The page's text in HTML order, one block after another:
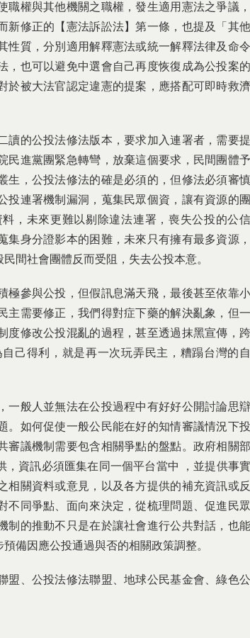
權與其他機關之職權，發生適用憲法之爭議，
新修正的【憲法訴訟法】第一條，也提及「其他
性質，分別適用解釋憲法或統一解釋法律及命令
，也可以避免中選會自己再度恢復成為公投案的
於被大法官認定違憲的提案，應搭配可即時救濟
讀的公投法修法版本，要求加入連署者，需要提
民進黨團緊急轉彎，放棄這個要求，民間團體予
生，公投法修法的確是必須的，但修法必須審慎
投連署機制漏洞，蒐集民眾個資，讓有資源的團
，未來更難以剔除違法連署，喪失公投的公信
身分證影本的困難，未來只有擁有最多資源，
間社會團體反而受阻，失去公投本意。
極參與公投，但假訊息滿天飛，最後甚至依靠
主需要修正，我們得對症下藥的解決亂象，但一
度修改公投混亂的過程，甚至透過抹黑宣傳，跨
己得利，就是再一次玩弄民主，糟蹋台灣的自
一般人並無法在公投過程中有好好公開討論思辯
。如何促使一般公民能在好的知情審議情況下投
審議機制需要包含相關爭點的盤點。政府相關部
資訊必須匯集在同一個平台當中 ，並提供事實
關資料或意見，以及各方提供的補充資訊或反
不同爭點、面向來決定，從梳理問題、促進民眾
制的推動不只是在於讓社會進行公共對話，也能
備因應公投通過與否的相關政策調整。
盟、公投法修法聯盟、地球公民基金會、綠色公